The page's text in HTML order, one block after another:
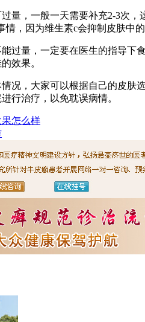
量，一般一天需要补充2-3次
，因为维生素c会抑制皮肤中
过量，一定要在医生的指导下
效果。
况，大家可以根据自己的皮
行治疗，以免耽误病情。
怎么样